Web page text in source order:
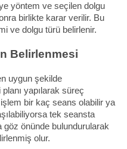
yöntem ve seçilen dolgu
birlikte karar verilir. Bu
ve dolgu türü belirlenir.
Belirlenmesi
uygun şekilde
yapılarak süreç
bir kaç seans olabilir ya
tek seansta
önünde bulundurularak
olur.